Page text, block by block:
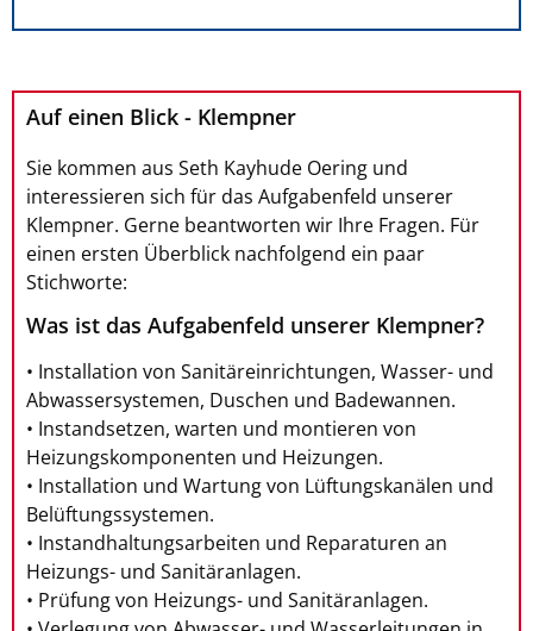
Auf einen Blick - Klempner
Sie kommen aus Seth Kayhude Oering und
interessieren sich für das Aufgabenfeld unserer
Klempner. Gerne beantworten wir Ihre Fragen. Für
einen ersten Überblick nachfolgend ein paar
Stichworte:
Was ist das Aufgabenfeld unserer Klempner?
• Installation von Sanitäreinrichtungen, Wasser- und
Abwassersystemen, Duschen und Badewannen.
• Instandsetzen, warten und montieren von
Heizungskomponenten und Heizungen.
• Installation und Wartung von Lüftungskanälen und
Belüftungssystemen.
• Instandhaltungsarbeiten und Reparaturen an
Heizungs- und Sanitäranlagen.
• Prüfung von Heizungs- und Sanitäranlagen.